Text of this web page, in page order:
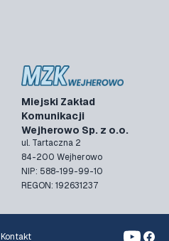
Miejski Zakład
Komunikacji
Wejherowo Sp. z o.o.
ul. Tartaczna 2
84-200 Wejherowo
NIP: 588-199-99-10
REGON: 192631237
Kontakt